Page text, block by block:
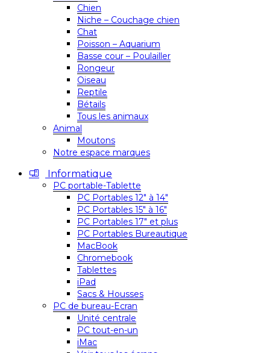
Chien
Niche – Couchage chien
Chat
Poisson – Aquarium
Basse cour – Poulailler
Rongeur
Oiseau
Reptile
Bétails
Tous les animaux
Animal
Moutons
Notre espace marques
Informatique
PC portable-Tablette
PC Portables 12″ à 14″
PC Portables 15″ à 16″
PC Portables 17″ et plus
PC Portables Bureautique
MacBook
Chromebook
Tablettes
iPad
Sacs & Housses
PC de bureau-Ecran
Unité centrale
PC tout-en-un
iMac